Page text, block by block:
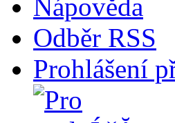
Nápověda
Odběr RSS
Prohlášení